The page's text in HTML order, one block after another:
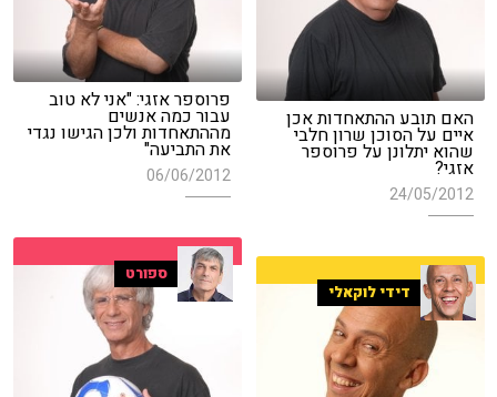
פרוספר אזגי: "אני לא טוב
עבור כמה אנשים
מההתאחדות ולכן הגישו נגדי
את התביעה"
06/06/2012
האם תובע ההתאחדות אכן
איים על הסוכן שרון חלבי
שהוא יתלונן על פרוספר
אזגי?
24/05/2012
ספורט
דידי לוקאלי